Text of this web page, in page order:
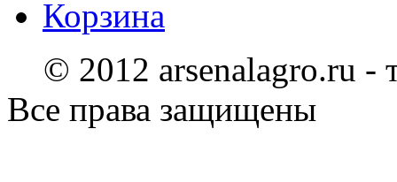
Корзина
© 2012 arsenalagro.ru -
Все права защищены